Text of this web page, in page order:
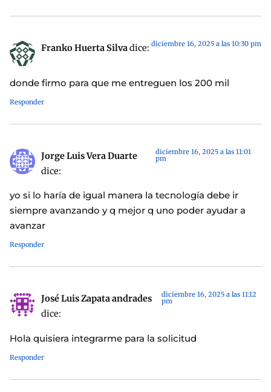
Franko Huerta Silvadice: diciembre 16, 2025 a las 10:30 pm
donde firmo para que me entreguen los 200 mil
Responder
Jorge Luis Vera Duarte
dice:
diciembre 16, 2025 a las 11:01
pm
yo si lo haría de igual manera la tecnología debe ir
siempre avanzando y q mejor q uno poder ayudar a
avanzar
Responder
José Luis Zapata andrades
dice:
diciembre 16, 2025 a las 11:12
pm
Hola quisiera integrarme para la solicitud
Responder